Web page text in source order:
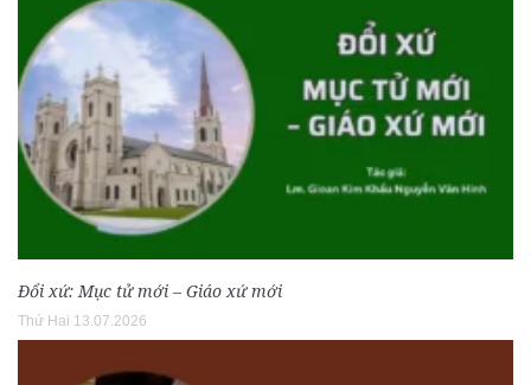
Đổi xứ: Mục tử mới – Giáo xứ mới
Thứ Hai 13.07.2026